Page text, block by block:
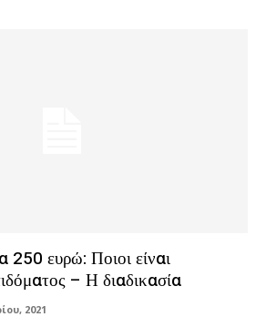
ευρώ: Ποιοι είναι
– Η διαδικασία
2021